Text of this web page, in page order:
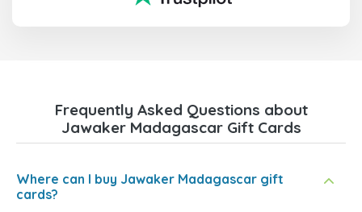
Frequently Asked Questions about
Jawaker Madagascar Gift Cards
Where can I buy Jawaker Madagascar gift
cards?